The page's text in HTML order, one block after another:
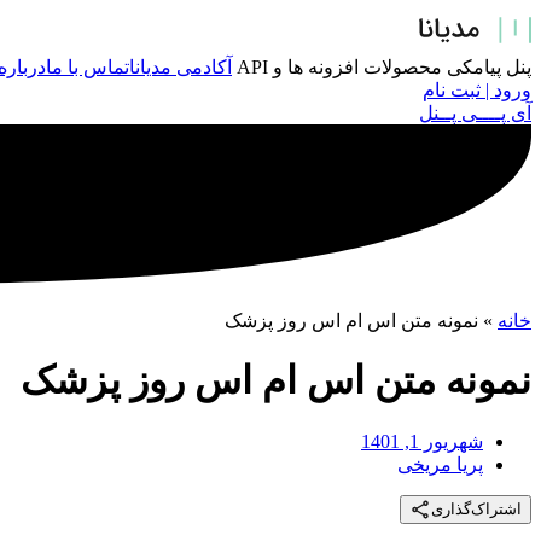
پرش
به
محتوا
پنل پیامکی محصولات افزونه ها و API آکادمی مدیاناتماس با ما
ورود | ثبت نام
آی پــــی پــنل
خانه » نمونه متن اس ام اس روز پزشک
نمونه متن اس ام اس روز پزشک
شهریور 1, 1401
پریا مریخی
اشتراک‌گذاری